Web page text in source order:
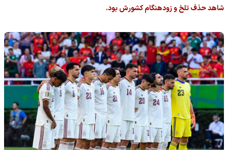
شاهد حذف تلخ و زودهنگام کشورش بود.